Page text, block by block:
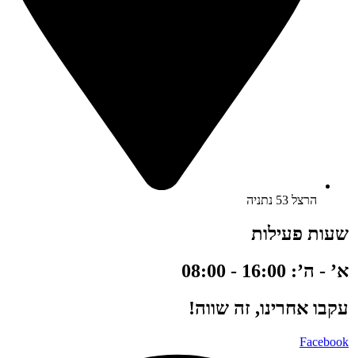
הרצל 53 נתניה
שעות פעילות
א’ - ה’: 16:00 - 08:00
עקבו אחרינו, זה שווה!
Facebook